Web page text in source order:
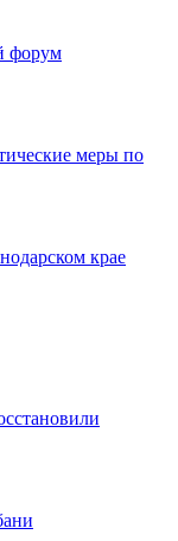
форум
меры по
крае